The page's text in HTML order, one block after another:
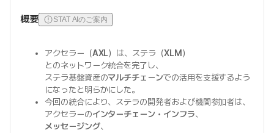
概要 STAT AIのご案内
アクセラー（AXL）は、ステラ（XLM ）
とのネットワーク統合を完了し、
ステラ基盤資産のマルチチェーンでの活用を支援するよう
になったと明らかにした。
今回の統合により、ステラの開発者および機関参加者は、
アクセラーのインターチェーン・インフラ、
メッセージング、